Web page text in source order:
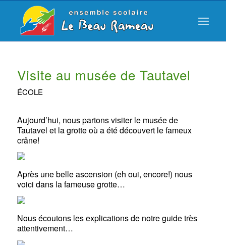
Visite au musée de Tautavel
ÉCOLE
Aujourd’hui, nous partons visiter le musée de
Tautavel et la grotte où a été découvert le fameux
crâne!
Après une belle ascension (eh oui, encore!) nous
voici dans la fameuse grotte…
Nous écoutons les explications de notre guide très
attentivement…